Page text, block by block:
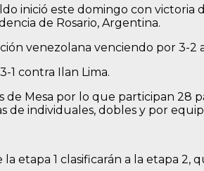
inició este domingo con victoria
de Rosario, Argentina.
venezolana venciendo por 3-2
1 contra Ilan Lima.
Mesa por lo que participan 28
de individuales, dobles y por
etapa 1 clasificarán a la etapa 2,